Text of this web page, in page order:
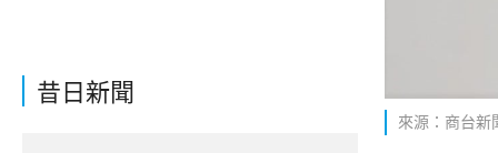
昔日新聞
來源：商台新